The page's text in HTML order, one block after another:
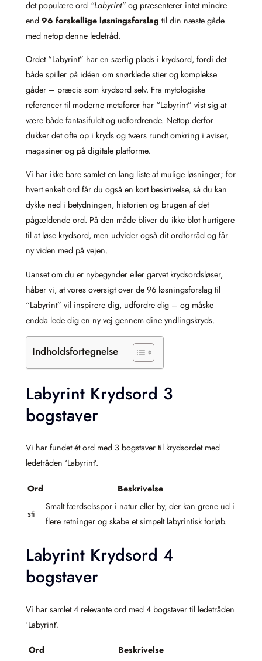
det populære ord “Labyrint” og præsenterer intet mindre
end 96 forskellige løsningsforslag til din næste gåde
med netop denne ledetråd.
Ordet “Labyrint” har en særlig plads i krydsord, fordi det
både spiller på idéen om snørklede stier og komplekse
gåder – præcis som krydsord selv. Fra mytologiske
referencer til moderne metaforer har “Labyrint” vist sig at
være både fantasifuldt og udfordrende. Nettop derfor
dukker det ofte op i kryds og tværs rundt omkring i aviser,
magasiner og på digitale platforme.
Vi har ikke bare samlet en lang liste af mulige løsninger; for
hvert enkelt ord får du også en kort beskrivelse, så du kan
dykke ned i betydningen, historien og brugen af det
pågældende ord. På den måde bliver du ikke blot hurtigere
til at løse krydsord, men udvider også dit ordforråd og får
ny viden med på vejen.
Uanset om du er nybegynder eller garvet krydsordsløser,
håber vi, at vores oversigt over de 96 løsningsforslag til
“Labyrint” vil inspirere dig, udfordre dig – og måske
endda lede dig en ny vej gennem dine yndlingskryds.
Indholdsfortegnelse
Labyrint Krydsord 3
bogstaver
Vi har fundet ét ord med 3 bogstaver til krydsordet med
ledetråden ‘Labyrint’.
Ord Beskrivelse
sti
Smalt færdselsspor i natur eller by, der kan grene ud i
flere retninger og skabe et simpelt labyrintisk forløb.
Labyrint Krydsord 4
bogstaver
Vi har samlet 4 relevante ord med 4 bogstaver til ledetråden
‘Labyrint’.
Ord Beskrivelse